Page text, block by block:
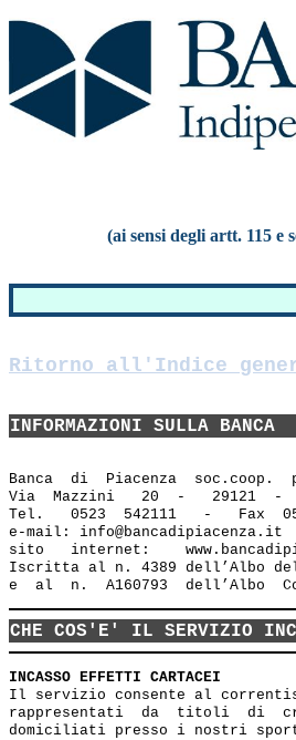
(ai sensi degli artt. 115
Ritorno all'Indice
INFORMAZIONI SULLA BANCA
Banca  di  Piacenza  soc.coop.
Via  Mazzini   20  -   29121  -
Tel.   0523  542111   -   Fax
e-mail: info@bancadipiacenza.it
sito   internet:
Iscritta al n. 4389 dell’Albo
CHE COS'E' IL SERVIZIO
INCASSO EFFETTI CARTACEI
Il servizio consente al
rappresentati  da  titoli  di
domiciliati presso i nostri